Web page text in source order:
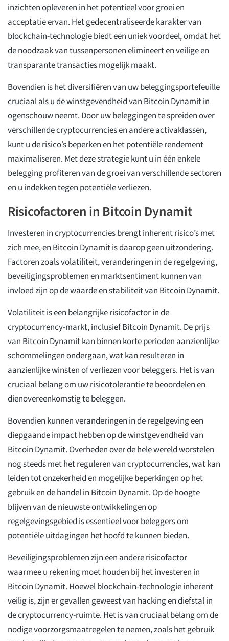
inzichten opleveren in het potentieel voor groei en
acceptatie ervan. Het gedecentraliseerde karakter van
blockchain-technologie biedt een uniek voordeel, omdat het
de noodzaak van tussenpersonen elimineert en veilige en
transparante transacties mogelijk maakt.
Bovendien is het diversifiëren van uw beleggingsportefeuille
cruciaal als u de winstgevendheid van Bitcoin Dynamit in
ogenschouw neemt. Door uw beleggingen te spreiden over
verschillende cryptocurrencies en andere activaklassen,
kunt u de risico’s beperken en het potentiële rendement
maximaliseren. Met deze strategie kunt u in één enkele
belegging profiteren van de groei van verschillende sectoren
en u indekken tegen potentiële verliezen.
Risicofactoren in Bitcoin Dynamit
Investeren in cryptocurrencies brengt inherent risico’s met
zich mee, en Bitcoin Dynamit is daarop geen uitzondering.
Factoren zoals volatiliteit, veranderingen in de regelgeving,
beveiligingsproblemen en marktsentiment kunnen van
invloed zijn op de waarde en stabiliteit van Bitcoin Dynamit.
Volatiliteit is een belangrijke risicofactor in de
cryptocurrency-markt, inclusief Bitcoin Dynamit. De prijs
van Bitcoin Dynamit kan binnen korte perioden aanzienlijke
schommelingen ondergaan, wat kan resulteren in
aanzienlijke winsten of verliezen voor beleggers. Het is van
cruciaal belang om uw risicotolerantie te beoordelen en
dienovereenkomstig te beleggen.
Bovendien kunnen veranderingen in de regelgeving een
diepgaande impact hebben op de winstgevendheid van
Bitcoin Dynamit. Overheden over de hele wereld worstelen
nog steeds met het reguleren van cryptocurrencies, wat kan
leiden tot onzekerheid en mogelijke beperkingen op het
gebruik en de handel in Bitcoin Dynamit. Op de hoogte
blijven van de nieuwste ontwikkelingen op
regelgevingsgebied is essentieel voor beleggers om
potentiële uitdagingen het hoofd te kunnen bieden.
Beveiligingsproblemen zijn een andere risicofactor
waarmee u rekening moet houden bij het investeren in
Bitcoin Dynamit. Hoewel blockchain-technologie inherent
veilig is, zijn er gevallen geweest van hacking en diefstal in
de cryptocurrency-ruimte. Het is van cruciaal belang om de
nodige voorzorgsmaatregelen te nemen, zoals het gebruik